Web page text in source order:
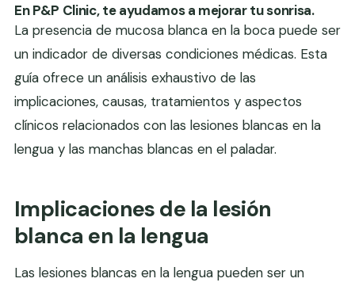
En P&P Clinic, te ayudamos a mejorar tu sonrisa.
La presencia de mucosa blanca en la boca puede ser
un indicador de diversas condiciones médicas. Esta
guía ofrece un análisis exhaustivo de las
implicaciones, causas, tratamientos y aspectos
clínicos relacionados con las lesiones blancas en la
lengua y las manchas blancas en el paladar.
Implicaciones de la lesión
blanca en la lengua
Las lesiones blancas en la lengua pueden ser un